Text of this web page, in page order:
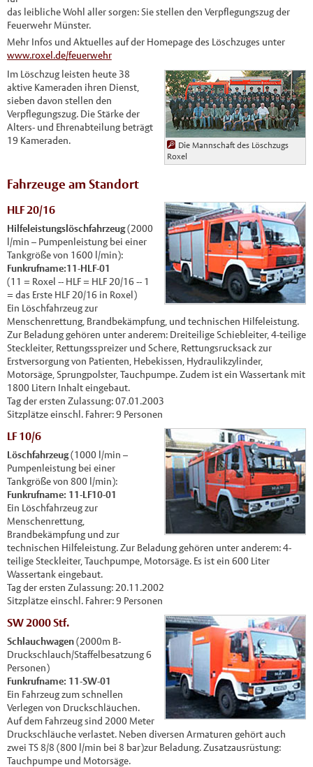
das leibliche Wohl aller sorgen: Sie stellen den Verpflegungszug der
Feuerwehr Münster.
Mehr Infos und Aktuelles auf der Homepage des Löschzuges unter
www.roxel.de/feuerwehr
Die Mannschaft des Löschzugs
Roxel
Im Löschzug leisten heute 38
aktive Kameraden ihren Dienst,
sieben davon stellen den
Verpflegungszug. Die Stärke der
Alters- und Ehrenabteilung beträgt
19 Kameraden.
Fahrzeuge am Standort
HLF 20/16
Hilfeleistungslöschfahrzeug(2000
l/min – Pumpenleistung bei einer
Tankgröße von 1600 l/min):
Funkrufname:11-HLF-01
(11 = Roxel -- HLF = HLF 20/16 -- 1
= das Erste HLF 20/16 in Roxel)
Ein Löschfahrzeug zur
Menschenrettung, Brandbekämpfung, und technischen Hilfeleistung.
Zur Beladung gehören unter anderem: Dreiteilige Schiebleiter, 4-teilige
Steckleiter, Rettungsspreizer und Schere, Rettungsrucksack zur
Erstversorgung von Patienten, Hebekissen, Hydraulikzylinder,
Motorsäge, Sprungpolster, Tauchpumpe. Zudem ist ein Wassertank mit
1800 Litern Inhalt eingebaut.
Tag der ersten Zulassung: 07.01.2003
Sitzplätze einschl. Fahrer: 9 Personen
LF 10/6
Löschfahrzeug(1000 l/min –
Pumpenleistung bei einer
Tankgröße von 800 l/min):
Funkrufname: 11-LF10-01
Ein Löschfahrzeug zur
Menschenrettung,
Brandbekämpfung und zur
technischen Hilfeleistung. Zur Beladung gehören unter anderem: 4-
teilige Steckleiter, Tauchpumpe, Motorsäge. Es ist ein 600 Liter
Wassertank eingebaut.
Tag der ersten Zulassung: 20.11.2002
Sitzplätze einschl. Fahrer: 9 Personen
SW 2000 Stf.
Schlauchwagen(2000m B-
Druckschlauch/Staffelbesatzung 6
Personen)
Funkrufname: 11-SW-01
Ein Fahrzeug zum schnellen
Verlegen von Druckschläuchen.
Auf dem Fahrzeug sind 2000 Meter
Druckschläuche verlastet. Neben diversen Armaturen gehört auch
zwei TS 8/8 (800 l/min bei 8 bar)zur Beladung. Zusatzausrüstung:
Tauchpumpe und Motorsäge.